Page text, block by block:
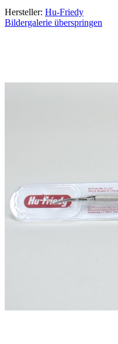
Hersteller: Hu-Friedy
Bildergalerie überspringen